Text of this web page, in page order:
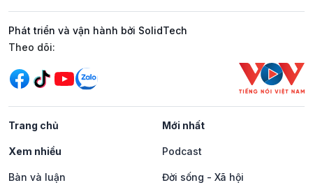
Phát triển và vận hành bởi SolidTech
Mạng xã hội
Theo dõi:
Trang chủ Mới nhất
Xem nhiều Podcast
Bàn và luận Đời sống - Xã hội